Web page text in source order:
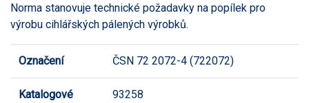
Norma stanovuje technické požadavky na popílek pro
výrobu cihlářských pálených výrobků.
Označení ČSN 72 2072-4 (722072)
Katalogové
93258